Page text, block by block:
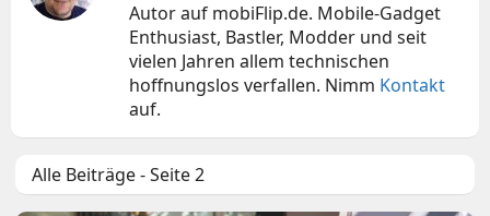
Autor auf mobiFlip.de. Mobile-Gadget
Enthusiast, Bastler, Modder und seit
vielen Jahren allem technischen
hoffnungslos verfallen. Nimm Kontakt
auf.
Alle Beiträge - Seite 2